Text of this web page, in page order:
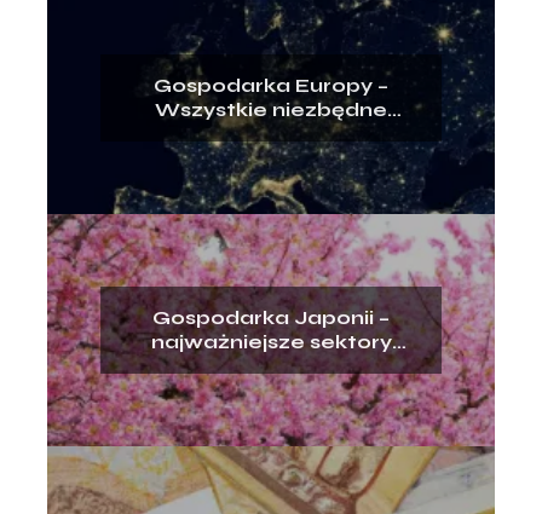
Gospodarka Europy –
Wszystkie niezbędne
informacje
Gospodarka Japonii –
najważniejsze sektory
gospodarki